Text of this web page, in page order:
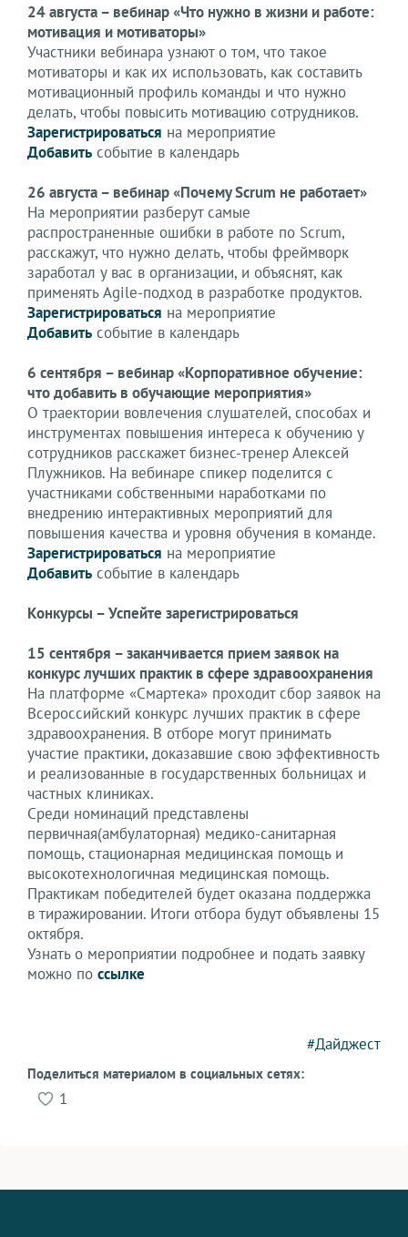
24 августа – вебинар «Что нужно в жизни и работе:
мотивация и мотиваторы»
Участники вебинара узнают о том, что такое
мотиваторы и как их использовать, как составить
мотивационный профиль команды и что нужно
делать, чтобы повысить мотивацию сотрудников.
Зарегистрироваться на мероприятие
Добавить событие в календарь
26 августа – вебинар «Почему Scrum не работает»
На мероприятии разберут самые
распространенные ошибки в работе по Scrum,
расскажут, что нужно делать, чтобы фреймворк
заработал у вас в организации, и объяснят, как
применять Agile-подход в разработке продуктов.
Зарегистрироваться на мероприятие
Добавить событие в календарь
6 сентября – вебинар «Корпоративное обучение:
что добавить в обучающие мероприятия»
О траектории вовлечения слушателей, способах и
инструментах повышения интереса к обучению у
сотрудников расскажет бизнес-тренер Алексей
Плужников. На вебинаре спикер поделится с
участниками собственными наработками по
внедрению интерактивных мероприятий для
повышения качества и уровня обучения в команде.
Зарегистрироваться на мероприятие
Добавить событие в календарь
Конкурсы – Успейте зарегистрироваться
15 сентября – заканчивается прием заявок на
конкурс лучших практик в сфере здравоохранения
На платформе «Смартека» проходит сбор заявок на
Всероссийский конкурс лучших практик в сфере
здравоохранения. В отборе могут принимать
участие практики, доказавшие свою эффективность
и реализованные в государственных больницах и
частных клиниках.
Среди номинаций представлены
первичная(амбулаторная) медико-санитарная
помощь, стационарная медицинская помощь и
высокотехнологичная медицинская помощь.
Практикам победителей будет оказана поддержка
в тиражировании. Итоги отбора будут объявлены 15
октября.
Узнать о мероприятии подробнее и подать заявку
можно по ссылке
#Дайджест
Поделиться материалом в социальных сетях:
1